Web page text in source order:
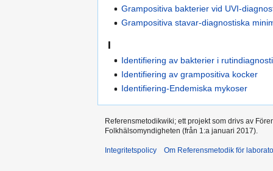
Grampositiva bakterier vid UVI-
Grampositiva stavar-diagnostiska
I
Identifiering av bakterier i
Identifiering av grampositiva kocker
Identifiering-Endemiska mykoser
Referensmetodikwiki; ett projekt som drivs av
Folkhälsomyndigheten (från 1:a januari 2017).
Integritetspolicy Om Referensmetodik för